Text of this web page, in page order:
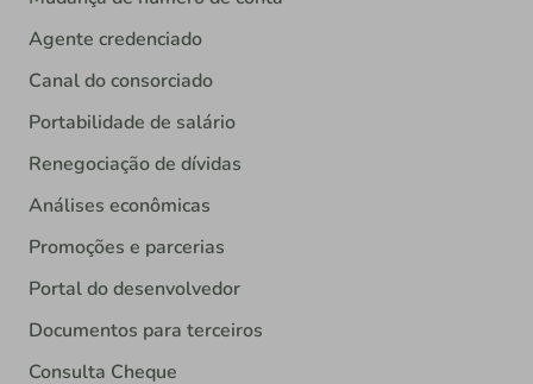
Agente credenciado
Canal do consorciado
Portabilidade de salário
Renegociação de dívidas
Análises econômicas
Promoções e parcerias
Portal do desenvolvedor
Documentos para terceiros
Consulta Cheque